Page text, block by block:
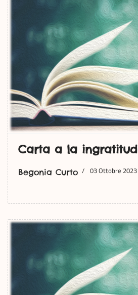
Carta a la ingratitud
Begonia Curto 03 Ottobre 2023